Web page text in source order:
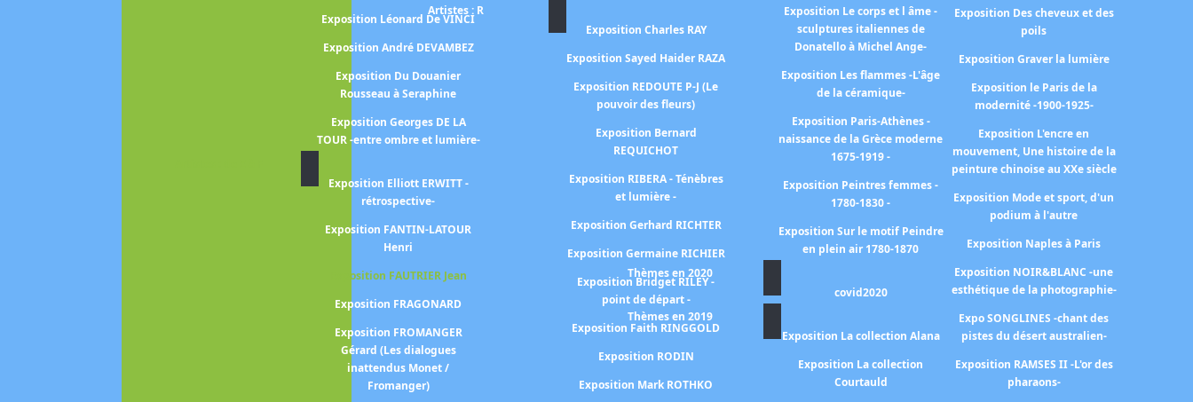
Exposition Léonard De VINCI
Exposition André DEVAMBEZ
Exposition Du Douanier
Rousseau à Seraphine
Exposition Georges DE LA
TOUR -entre ombre et lumière-
Exposition Elliott ERWITT -
rétrospective-
Exposition FANTIN-LATOUR
Henri
Exposition FAUTRIER Jean
Exposition FRAGONARD
Exposition FROMANGER
Gérard (Les dialogues
inattendus Monet /
Fromanger)
Artistes : R
Exposition Charles RAY
Exposition Sayed Haider RAZA
Exposition REDOUTE P-J (Le
pouvoir des fleurs)
Exposition Bernard
REQUICHOT
Exposition RIBERA - Ténèbres
et lumière -
Exposition Gerhard RICHTER
Exposition Germaine RICHIER
Exposition Bridget RILEY -
point de départ -
Exposition Faith RINGGOLD
Exposition RODIN
Exposition Mark ROTHKO
Exposition Le corps et l âme -
sculptures italiennes de
Donatello à Michel Ange-
Exposition Les flammes -L'âge
de la céramique-
Exposition Paris-Athènes -
naissance de la Grèce moderne
1675-1919 -
Exposition Peintres femmes -
1780-1830 -
Exposition Sur le motif Peindre
en plein air 1780-1870
Thèmes en 2020
covid2020
Thèmes en 2019
Exposition La collection Alana
Exposition La collection
Courtauld
Exposition Des cheveux et des
poils
Exposition Graver la lumière
Exposition le Paris de la
modernité -1900-1925-
Exposition L'encre en
mouvement, Une histoire de la
peinture chinoise au XXe siècle
Exposition Mode et sport, d'un
podium à l'autre
Exposition Naples à Paris
Exposition NOIR&BLANC -une
esthétique de la photographie-
Expo SONGLINES -chant des
pistes du désert australien-
Exposition RAMSES II -L'or des
pharaons-